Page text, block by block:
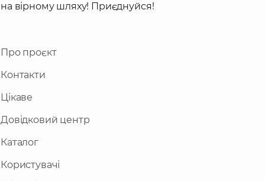
на вірному шляху! Приєднуйся!
Про проєкт
Контакти
Цікаве
Довідковий центр
Каталог
Користувачі